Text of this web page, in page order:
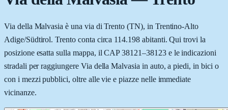
Via della Malvasia è una via di Trento (TN), in Trentino-Alto
Adige/Südtirol. Trento conta circa 114.198 abitanti. Qui trovi la
posizione esatta sulla mappa, il CAP 38121–38123 e le indicazioni
stradali per raggiungere Via della Malvasia in auto, a piedi, in bici o
con i mezzi pubblici, oltre alle vie e piazze nelle immediate
vicinanze.